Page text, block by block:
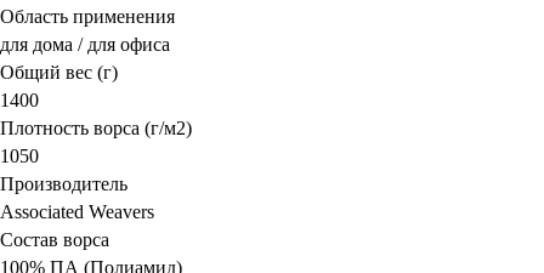
Область применения
для дома / для офиса
Общий вес (г)
1400
Плотность ворса (г/м2)
1050
Производитель
Associated Weavers
Состав ворса
100% ПА (Полиамид)